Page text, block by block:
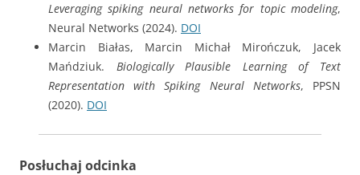
Leveraging spiking neural networks for topic modeling,
Neural Networks (2024). DOI
Marcin Białas, Marcin Michał Mirończuk, Jacek
Mańdziuk. Biologically Plausible Learning of Text
Representation with Spiking Neural Networks, PPSN
(2020). DOI
Posłuchaj odcinka